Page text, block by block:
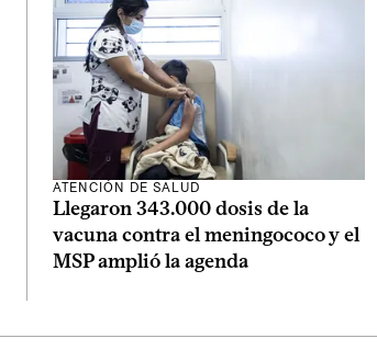
ATENCIÓN DE SALUD
Llegaron 343.000 dosis de la
vacuna contra el meningococo y el
MSP amplió la agenda